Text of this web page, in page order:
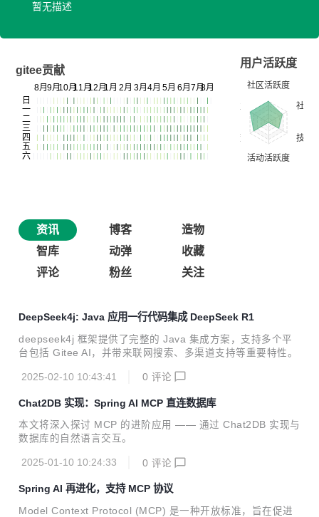
暂无描述
gitee贡献
用户活跃度
资讯 博客
造物
智库
动弹
收藏
评论
粉丝 关注
DeepSeek4j: Java 应用一行代码集成 DeepSeek R1
deepseek4j 框架提供了完整的 Java 集成方案，支持多个平
台包括 Gitee AI，并带来联网搜索、多渠道支持等重要特性。
2025-02-10 10:43:41 0 评论
Chat2DB 实现：Spring AI MCP 直连数据库
本文将深入探讨 MCP 的进阶应用 —— 通过 Chat2DB 实现与
数据库的自然语言交互。
2025-01-10 10:24:33 0 评论
Spring AI 再进化，支持 MCP 协议
Model Context Protocol (MCP) 是一种开放标准，旨在促进